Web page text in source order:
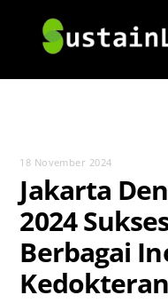
content
18 November 2024
Jakarta
2024
Berbagai